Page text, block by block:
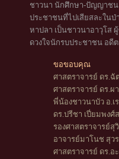
ชาวนา นักศึกษา-ปัญญาช
ประชาชนที่ไปเสียสละใน
หาปลา เป็นชาวนาอาวุโส
ดวงใจนักรบประชาชน อดี
ขอขอบคุณ
ศาสตราจารย์ ดร.
ศาสตราจารย์ ดร.ผ
พี่น้องชาวนาบัว อ.
ดร.ปรีชา เปี่ยมพงศ์
รองศาสตราจารย์สุ
อาจารย์มาโนช สุ
ศาสตราจารย์ ดร.